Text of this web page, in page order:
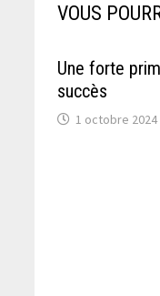
VOUS
Une forte
succès
1 octobre 2024